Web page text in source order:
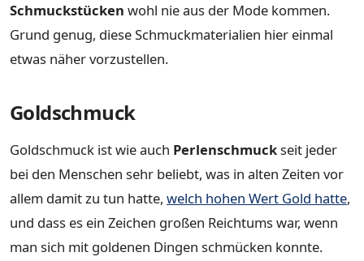
Schmuckstücken wohl nie aus der Mode kommen.
Grund genug, diese Schmuckmaterialien hier einmal
etwas näher vorzustellen.
Goldschmuck
Goldschmuck ist wie auch Perlenschmuckseit jeder
bei den Menschen sehr beliebt, was in alten Zeiten vor
allem damit zu tun hatte, welch hohen Wert Gold hatte,
und dass es ein Zeichen großen Reichtums war, wenn
man sich mit goldenen Dingen schmücken konnte.